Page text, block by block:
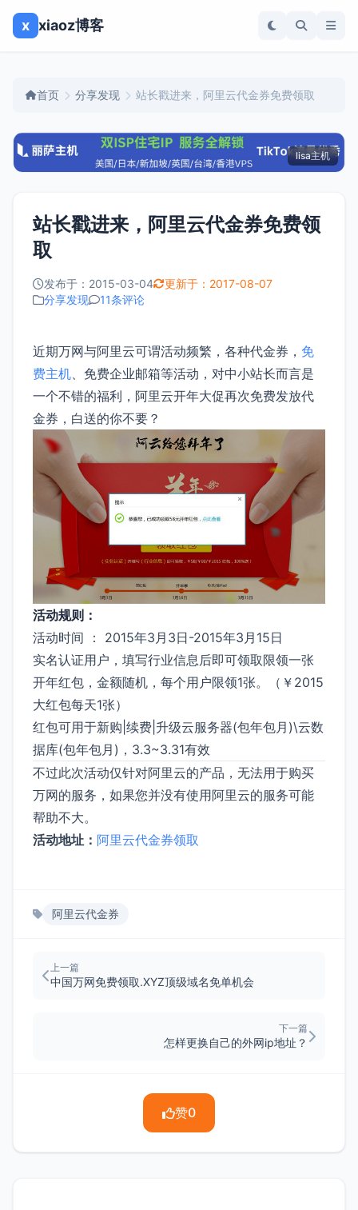
x xiaoz博客
首页 分享发现 站长戳进来，阿里云代金券免费领取
lisa主机
站长戳进来，阿里云代金券免费领
取
发布于：2015-03-04
更新于：2017-08-07
分享发现
11条评论
近期万网与阿里云可谓活动频繁，各种代金券， 免
费主机 、免费企业邮箱等活动，对中小站长而言是
一个不错的福利，阿里云开年大促再次免费发放代
金券，白送的你不要？
活动规则：
活动时间 ： 2015年3月3日-2015年3月15日
实名认证用户，填写行业信息后即可领取限领一张
开年红包，金额随机，每个用户限领1张。（￥2015
大红包每天1张）
红包可用于新购|续费|升级云服务器(包年包月)\云数
据库(包年包月)，3.3~3.31有效
不过此次活动仅针对阿里云的产品，无法用于购买
万网的服务，如果您并没有使用阿里云的服务可能
帮助不大。
活动地址： 阿里云代金券领取
阿里云代金券
上一篇
中国万网免费领取.XYZ顶级域名免单机会
下一篇
怎样更换自己的外网ip地址？
赞0